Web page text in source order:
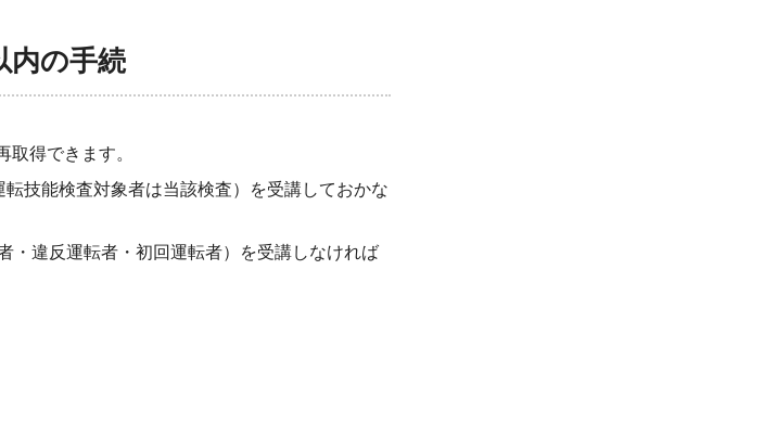
内の手続
得できます。
技能検査対象者は当該検査）を受講しておかな
・違反運転者・初回運転者）を受講しなければ